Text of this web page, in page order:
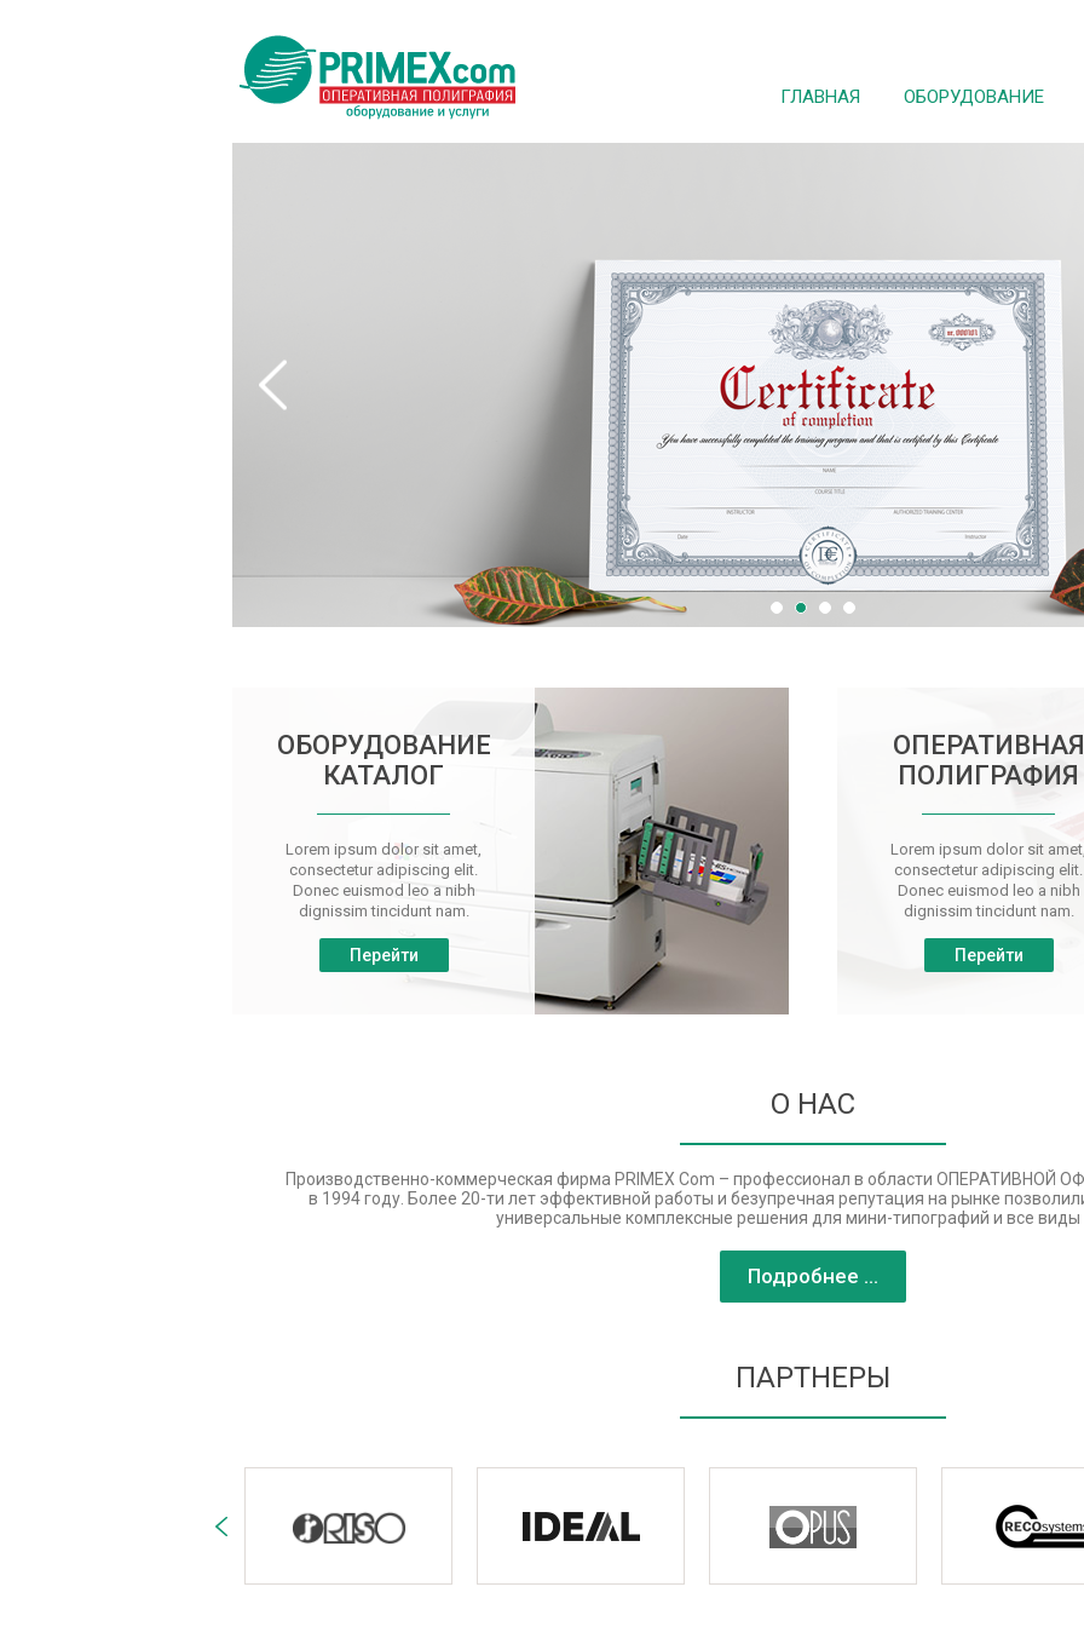
ГЛАВНАЯ ОБОРУДОВАНИЕ
ОБОРУДОВАНИЕ
КАТАЛОГ
Lorem ipsum dolor sit amet,
consectetur adipiscing elit.
Donec euismod leo a nibh
dignissim tincidunt nam.
Перейти
ОПЕРАТИВНАЯ
ПОЛИГРАФИЯ
Lorem ipsum dolor sit
consectetur adipiscing elit.
Donec euismod leo a nibh
dignissim tincidunt nam.
Перейти
О НАС
Производственно-коммерческая фирма PRIMEX Com – профессионал в области ОПЕРАТИВНОЙ
в 1994 году. Более 20-ти лет эффективной работы и безупречная репутация на рынке
универсальные комплексные решения для мини-типографий и все виды
Подробнее ...
ПАРТНЕРЫ